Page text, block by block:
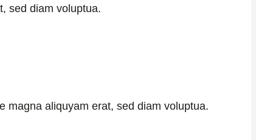
sed diam voluptua.
magna aliquyam erat, sed diam voluptua.